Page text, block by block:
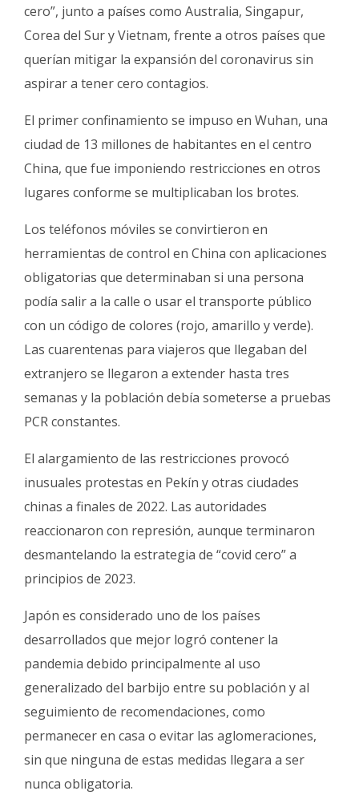
cero”, junto a países como Australia, Singapur,
Corea del Sur y Vietnam, frente a otros países que
querían mitigar la expansión del coronavirus sin
aspirar a tener cero contagios.
El primer confinamiento se impuso en Wuhan, una
ciudad de 13 millones de habitantes en el centro
China, que fue imponiendo restricciones en otros
lugares conforme se multiplicaban los brotes.
Los teléfonos móviles se convirtieron en
herramientas de control en China con aplicaciones
obligatorias que determinaban si una persona
podía salir a la calle o usar el transporte público
con un código de colores (rojo, amarillo y verde).
Las cuarentenas para viajeros que llegaban del
extranjero se llegaron a extender hasta tres
semanas y la población debía someterse a pruebas
PCR constantes.
El alargamiento de las restricciones provocó
inusuales protestas en Pekín y otras ciudades
chinas a finales de 2022. Las autoridades
reaccionaron con represión, aunque terminaron
desmantelando la estrategia de “covid cero” a
principios de 2023.
Japón es considerado uno de los países
desarrollados que mejor logró contener la
pandemia debido principalmente al uso
generalizado del barbijo entre su población y al
seguimiento de recomendaciones, como
permanecer en casa o evitar las aglomeraciones,
sin que ninguna de estas medidas llegara a ser
nunca obligatoria.